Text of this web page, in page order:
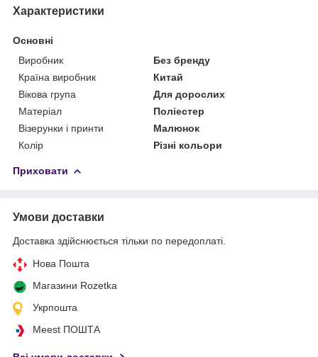
Характеристики
Основні
Виробник
Без бренду
Країна виробник
Китай
Вікова група
Для дорослих
Матеріал
Поліестер
Візерунки і принти
Малюнок
Колір
Різні кольори
Приховати
Умови доставки
Доставка здійснюється тільки по передоплаті.
Нова Пошта
Магазини Rozetka
Укрпошта
Meest ПОШТА